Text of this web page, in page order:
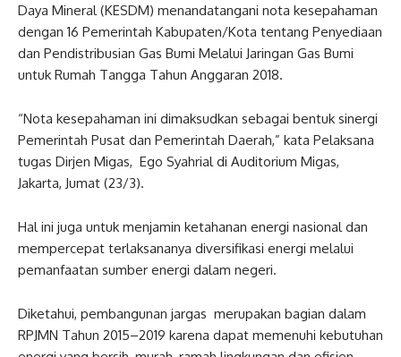
Daya Mineral (KESDM) menandatangani nota kesepahaman
dengan 16 Pemerintah Kabupaten/Kota tentang Penyediaan
dan Pendistribusian Gas Bumi Melalui Jaringan Gas Bumi
untuk Rumah Tangga Tahun Anggaran 2018.
“Nota kesepahaman ini dimaksudkan sebagai bentuk sinergi
Pemerintah Pusat dan Pemerintah Daerah,” kata Pelaksana
tugas Dirjen Migas, Ego Syahrial di Auditorium Migas,
Jakarta, Jumat (23/3).
Hal ini juga untuk menjamin ketahanan energi nasional dan
mempercepat terlaksananya diversifikasi energi melalui
pemanfaatan sumber energi dalam negeri.
Diketahui, pembangunan jargas merupakan bagian dalam
RPJMN Tahun 2015–2019 karena dapat memenuhi kebutuhan